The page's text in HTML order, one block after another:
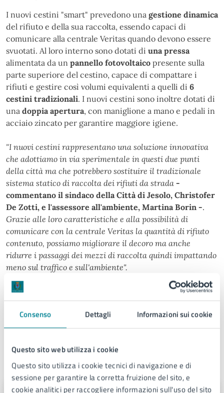
Consenso Dettagli Informazioni sui cookie
Questo sito web utilizza i cookie
Questo sito utilizza i cookie tecnici di navigazione e di
sessione per garantire la corretta fruizione del sito, e
cookie analitici per raccogliere informazioni sull'uso del sito
I nuovi cestini "smart" prevedono una gestione dinamica
del rifiuto e della sua raccolta, essendo capaci di
comunicare alla centrale Veritas quando devono essere
svuotati. Al loro interno sono dotati di una pressa
alimentata da un pannello fotovoltaico presente sulla
parte superiore del cestino, capace di compattare i
rifiuti e gestire così volumi equivalenti a quelli di 6
cestini tradizionali. I nuovi cestini sono inoltre dotati di
una doppia apertura, con maniglione a mano e pedali in
acciaio zincato per garantire maggiore igiene.
"I nuovi cestini rappresentano una soluzione innovativa
che adottiamo in via sperimentale in questi due punti
della città ma che potrebbero sostituire il tradizionale
sistema statico di raccolta dei rifiuti da strada -
commentano il sindaco della Città di Jesolo, Christofer
De Zotti, e l'assessore all'ambiente, Martina Borin -.
Grazie alle loro caratteristiche e alla possibilità di
comunicare con la centrale Veritas la quantità di rifiuto
contenuto, possiamo migliorare il decoro ma anche
ridurre i passaggi dei mezzi di raccolta quindi impattando
meno sul traffico e sull'ambiente".
"Sono contento
- aggiunge il consigliere delegato
affinché la sperimentazione di questi cestini tecnologici
possa avvenire nella nostra Jesolo".
A cura di